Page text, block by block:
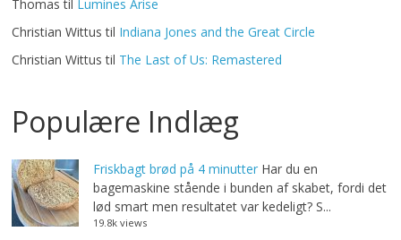
Thomas til Lumines Arise
Christian Wittus til Indiana Jones and the Great Circle
Christian Wittus til The Last of Us: Remastered
Populære Indlæg
Friskbagt brød på 4 minutter Har du en
bagemaskine stående i bunden af skabet, fordi det
lød smart men resultatet var kedeligt? S...
19.8k views